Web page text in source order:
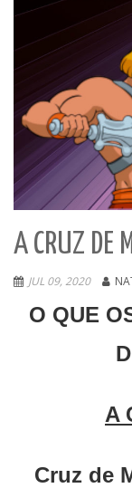
A CRUZ DE
JUL 09, 2020
O QUE
A
Cruz de